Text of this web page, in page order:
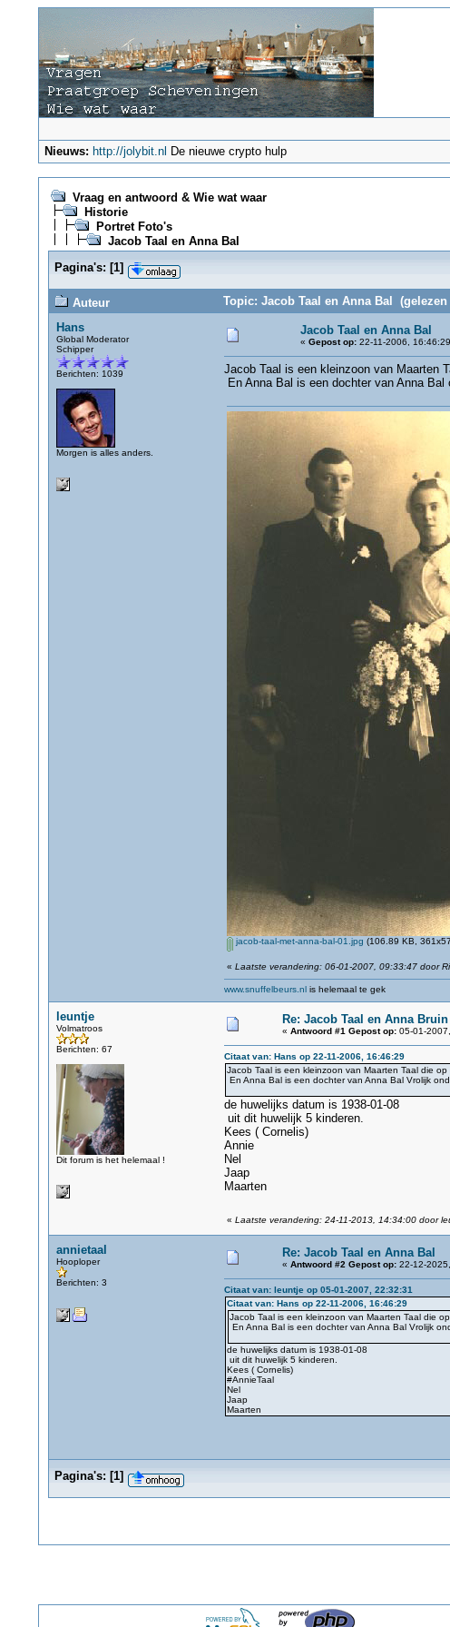
Nieuws: http://jolybit.nl De nieuwe crypto hulp
Vraag en antwoord & Wie wat waar
Historie
Portret Foto's
Jacob Taal en Anna Bal
Pagina's: [1]
Auteur
Topic: Jacob Taal en Anna Bal (gelezen
Hans
Global Moderator
Schipper
Berichten: 1039
Morgen is alles anders.
Jacob Taal en Anna Bal
« Gepost op:22-11-2006,
Jacob Taal is een kleinzoon van Maarten
En Anna Bal is een dochter van Anna Bal
jacob-taal-met-anna-bal-01.jpg (106.89 KB,
« Laatste verandering: 06-01-2007, 09:33:47 door
www.snuffelbeurs.nlis helemaal te gek
leuntje
Volmatroos
Berichten: 67
Dit forum is het helemaal !
Re: Jacob Taal en Anna Bruin
« Antwoord #1 Gepost op:05-01-
Citaat van: Hans op 22-11-2006, 16:46:29
Jacob Taal is een kleinzoon van Maarten Taal die
En Anna Bal is een dochter van Anna Bal Vrolijk
de huwelijks datum is 1938-01-08
uit dit huwelijk 5 kinderen.
Kees ( Cornelis)
Annie
Nel
Jaap
Maarten
« Laatste verandering: 24-11-2013, 14:34:00 door
annietaal
Hooploper
Berichten: 3
Re: Jacob Taal en Anna Bal
« Antwoord #2 Gepost op:22-12-
Citaat van: leuntje op 05-01-2007, 22:32:31
Citaat van: Hans op 22-11-2006, 16:46:29
Jacob Taal is een kleinzoon van Maarten Taal die
En Anna Bal is een dochter van Anna Bal Vrolijk
de huwelijks datum is 1938-01-08
uit dit huwelijk 5 kinderen.
Kees ( Cornelis)
#AnnieTaal
Nel
Jaap
Maarten
Pagina's: [1]